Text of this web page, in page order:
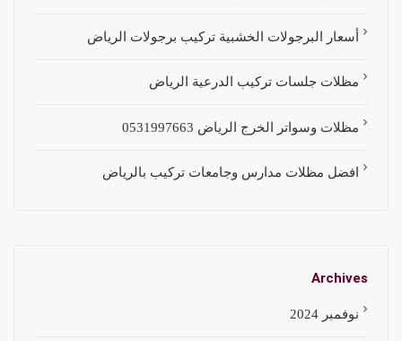
أسعار البرجولات الخشبية تركيب برجولات الرياض
مظلات جلسات تركيب الدرعية الرياض
مظلات وسواتر الخرج الرياض 0531997663
افضل مظلات مدارس وجامعات تركيب بالرياض
Archives
نوفمبر 2024